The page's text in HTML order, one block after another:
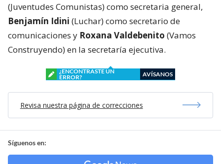
(Juventudes Comunistas) como secretaria general,
Benjamín Idini (Luchar) como secretario de
comunicaciones y Roxana Valdebenito (Vamos
Construyendo) en la secretaría ejecutiva.
¿ENCONTRASTE UN
ERROR?
AVÍSANOS
Revisa nuestra página de correcciones
Síguenos en: